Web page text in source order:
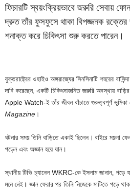
ফিচারটি স্বয়ংক্রিয়ভাবে জরুরি সেবায়
দ্রুত তাঁর ফুসফুসে থাকা বিপজ্জনক
শনাক্ত করে চিকিৎসা শুরু করতে পারেন।
যুক্তরাষ্ট্রের ওহাইও অঙ্গরাজ্যের সিনসিনাটি শহরের
দাবি করেছেন, একটি চিকিৎসাজনিত জরুরি অবস্থায়
Apple Watch-ই তাঁর জীবন বাঁচাতে গুরুত্বপূর্ণ ভূমিকা
Magazine ।
ঘটনার সময় তিনি বাড়িতে একাই ছিলেন। বাইরে ময়লা
পড়েন এবং অজ্ঞান হয়ে যান।
স্থানীয় টিভি চ্যানেল WKRC-কে ইসলাম জানান, পড়ে
মনে নেই। জ্ঞান ফেরার পর তিনি নিজেকে মাটিতে পড়ে